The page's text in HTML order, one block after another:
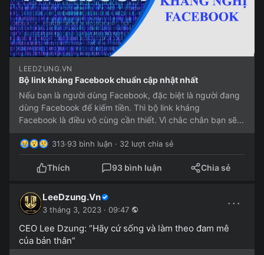
LEEDZUNG.VN
Bộ link kháng Facebook chuẩn cập nhật nhất
Nếu bạn là người dùng Facebook, đặc biệt là người đang
dùng Facebook để kiếm tiền. Thì bộ link kháng
Facebook là điều vô cùng cần thiết. Vì chắc chắn bạn sẽ...
313·93 bình luận · 32 lượt chia sẻ
Thích 93 bình luận Chia sẻ
LeeDzung.Vn
3 tháng 3, 2023 · 09:47 ···
CEO Lee Dzung: “Hãy cứ sống và làm theo đam mê
của bản thân”